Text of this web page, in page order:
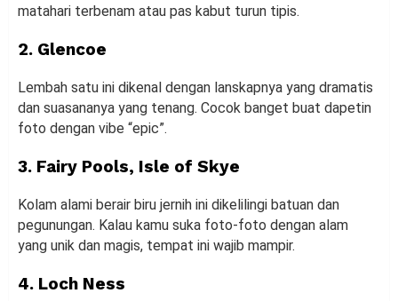
matahari terbenam atau pas kabut turun tipis.
2. Glencoe
Lembah satu ini dikenal dengan lanskapnya yang dramatis
dan suasananya yang tenang. Cocok banget buat dapetin
foto dengan vibe “epic”.
3. Fairy Pools, Isle of Skye
Kolam alami berair biru jernih ini dikelilingi batuan dan
pegunungan. Kalau kamu suka foto-foto dengan alam
yang unik dan magis, tempat ini wajib mampir.
4. Loch Ness